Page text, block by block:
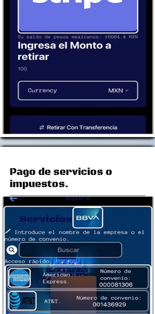
Pago de servicios o
impuestos.